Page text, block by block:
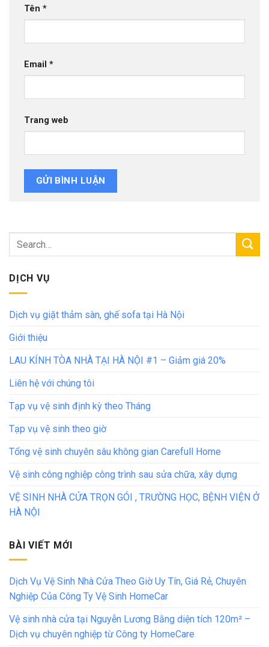
Tên *
Email *
Trang web
DỊCH VỤ
Dịch vụ giặt thảm sàn, ghế sofa tại Hà Nội
Giới thiệu
LAU KÍNH TÒA NHÀ TẠI HÀ NỘI #1 – Giảm giá 20%
Liên hệ với chúng tôi
Tạp vụ vệ sinh định kỳ theo Tháng
Tạp vụ vệ sinh theo giờ
Tổng vệ sinh chuyên sâu không gian Carefull Home
Vệ sinh công nghiệp công trình sau sửa chữa, xây dựng
VỆ SINH NHÀ CỬA TRỌN GÓI , TRƯỜNG HỌC, BỆNH VIỆN Ở
HÀ NỘI
BÀI VIẾT MỚI
Dịch Vụ Vệ Sinh Nhà Cửa Theo Giờ Uy Tín, Giá Rẻ, Chuyên
Nghiệp Của Công Ty Vệ Sinh HomeCar
Vệ sinh nhà cửa tại Nguyễn Lương Bằng diện tích 120m² –
Dịch vụ chuyên nghiệp từ Công ty HomeCare